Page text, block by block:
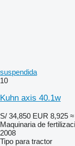
suspendida
10
Kuhn axis 40.1w
S/ 34,850 EUR 8,925
Maquinaria de
2008
Tipo para tractor